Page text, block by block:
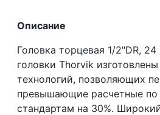
Описание
Головка торцевая 1/2"DR,
головки Thorvik
технологий, позволяющих
превышающие расчетные
стандартам на 30%.